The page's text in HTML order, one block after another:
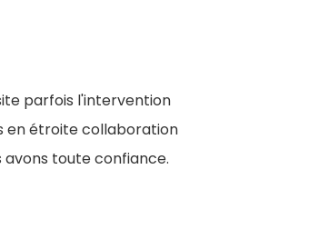
parfois l'intervention
en étroite collaboration
avons toute confiance.